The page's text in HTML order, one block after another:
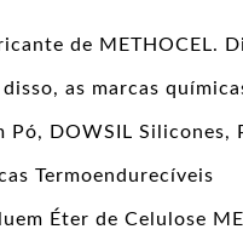
de METHOCEL.
disso, as marcas
Pó, DOWSIL Silicones,
Termoendurecíveis
Éter de Celulose